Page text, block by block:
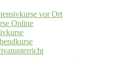
vor Ort
Online